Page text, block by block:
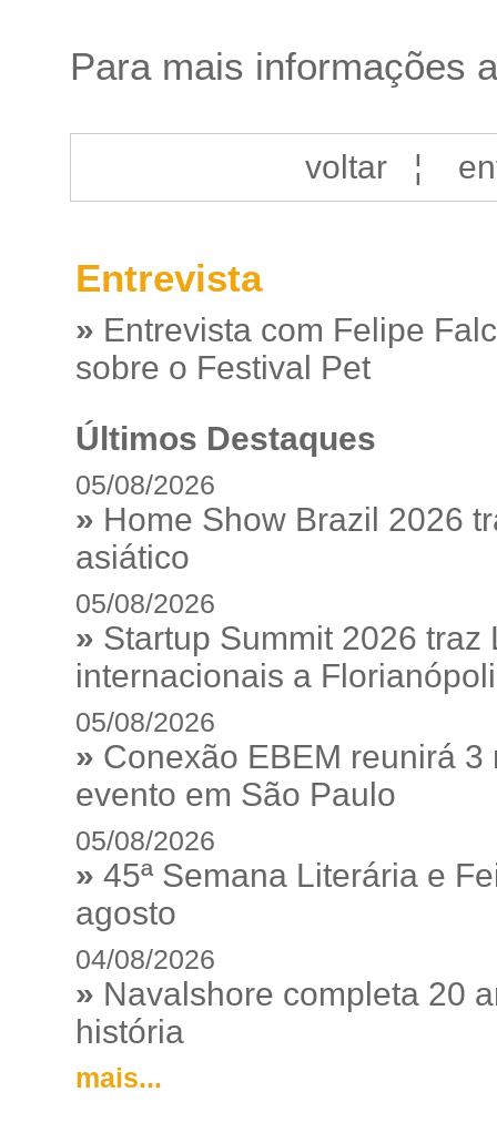
Para mais informações
voltar¦
Entrevista
» Entrevista com Felipe
sobre o Festival Pet
Últimos Destaques
05/08/2026
» Home Show Brazil 2026
asiático
05/08/2026
» Startup Summit 2026
internacionais a
05/08/2026
» Conexão EBEM reunirá
evento em São Paulo
05/08/2026
» 45ª Semana Literária e
agosto
04/08/2026
» Navalshore completa 20
história
mais...